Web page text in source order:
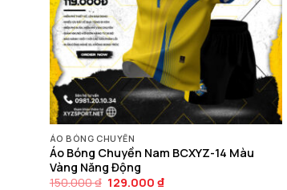
ÁO BÓNG CHUYỀN
Áo Bóng Chuyền Nam BCXYZ-14 Màu
Vàng Năng Động
150.000₫ Giá
129.000₫Giá